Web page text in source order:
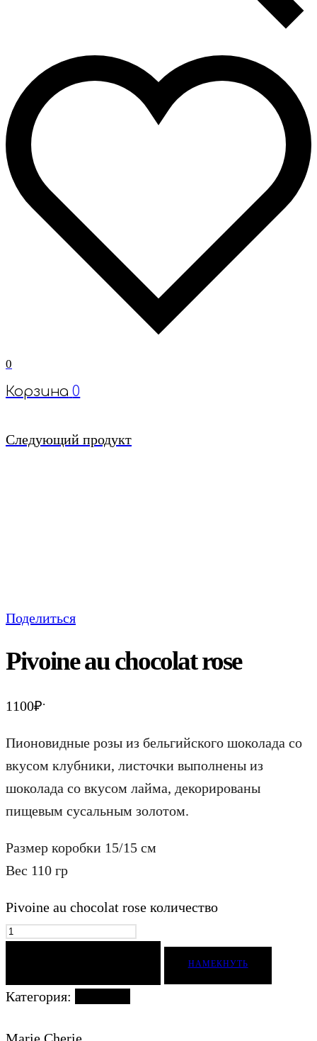
0
Корзина 0
Следующий продукт
Поделиться
Pivoine au chocolat rose
1100₽.
Пионовидные розы из бельгийского шоколада со
вкусом клубники, листочки выполнены из
шоколада со вкусом лайма, декорированы
пищевым сусальным золотом.
Размер коробки 15/15 см
Вес 110 гр
Pivoine au chocolat rose количество
НАМЕКНУТЬ
Категория: